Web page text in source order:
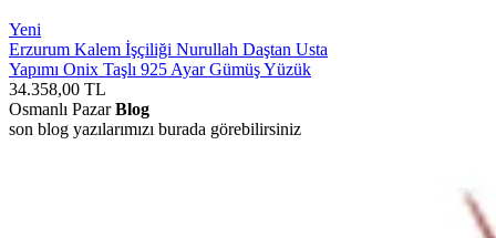
Yeni
Erzurum Kalem İşçiliği Nurullah Daştan Usta
Yapımı Onix Taşlı 925 Ayar Gümüş Yüzük
34.358,00 TL
Osmanlı PazarBlog
son blog yazılarımızı burada görebilirsiniz